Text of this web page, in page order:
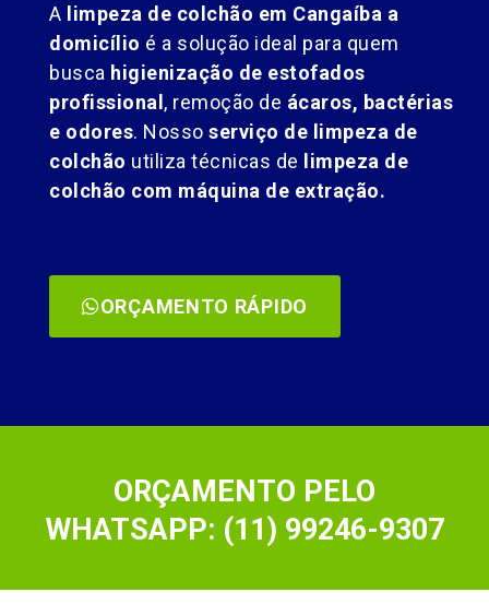
A limpeza de colchão em Cangaíba a
domicílio é a solução ideal para quem
busca higienização de estofados
profissional, remoção de ácaros, bactérias
e odores. Nosso serviço de limpeza de
colchão utiliza técnicas de limpeza de
colchão com máquina de extração.
ORÇAMENTO RÁPIDO
ORÇAMENTO PELO
WHATSAPP: (11) 99246-9307